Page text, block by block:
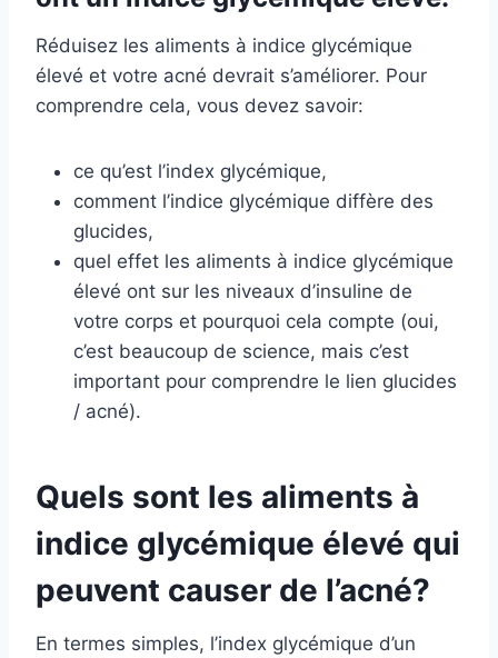
Réduisez les aliments à indice glycémique
élevé et votre acné devrait s’améliorer. Pour
comprendre cela, vous devez savoir:
ce qu’est l’index glycémique,
comment l’indice glycémique diffère des
glucides,
quel effet les aliments à indice glycémique
élevé ont sur les niveaux d’insuline de
votre corps et pourquoi cela compte (oui,
c’est beaucoup de science, mais c’est
important pour comprendre le lien glucides
/ acné).
Quels sont les aliments à
indice glycémique élevé qui
peuvent causer de l’acné?
En termes simples, l’index glycémique d’un